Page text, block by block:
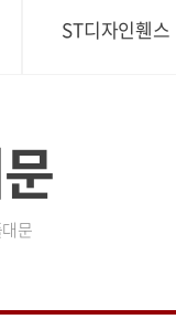
ST디자인휀스
문